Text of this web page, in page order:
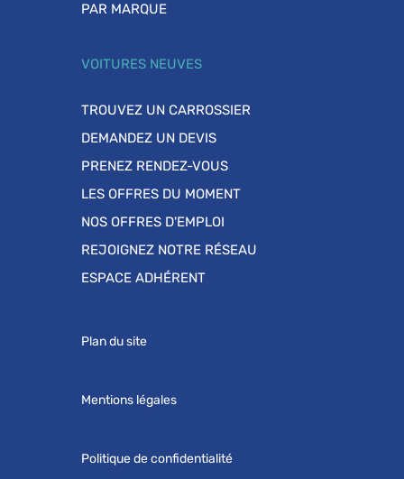
PAR MARQUE
VOITURES NEUVES
TROUVEZ UN CARROSSIER
DEMANDEZ UN DEVIS
PRENEZ RENDEZ-VOUS
LES OFFRES DU MOMENT
NOS OFFRES D'EMPLOI
REJOIGNEZ NOTRE RÉSEAU
ESPACE ADHÉRENT
Plan du site
Mentions légales
Politique de confidentialité